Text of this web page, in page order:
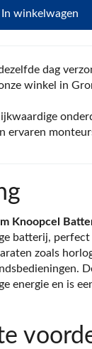
winkelwagen
dag
winkel in
ervaren
Knoopcel
batterij,
zoals
energie en is